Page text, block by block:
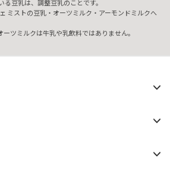
豆乳は、調整豆乳のことです。
ミストの豆乳・オーツミルク・アーモンドミルクへ
ツミルクは牛乳や乳飲料ではありません。